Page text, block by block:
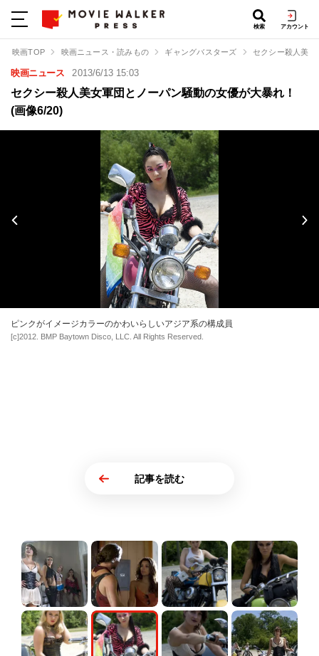
検索 アカウント
映画TOP 映画ニュース・読みもの ギャングバスターズ セクシー殺人美
映画ニュース 2013/6/13 15:03
セクシー殺人美女軍団とノーパン騒動の女優が大暴れ！
(画像6/20)
ピンクがイメージカラーのかわいらしいアジア系の構成員
[c]2012. BMP Baytown Disco, LLC. All Rights Reserved.
記事を読む